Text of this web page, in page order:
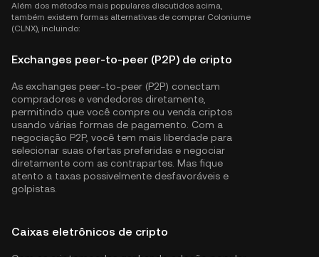
Além dos métodos mais populares discutidos acima,
também existem formas alternativas de comprar Coloniume
(CLNX), incluindo:
Exchanges peer-to-peer (P2P) de cripto
As exchanges peer-to-peer (P2P) conectam
compradores e vendedores diretamente,
permitindo que você compre ou venda criptos
usando várias formas de pagamento. Com a
negociação P2P, você tem mais liberdade para
selecionar suas ofertas preferidas e negociar
diretamente com as contrapartes. Mas fique
atento a taxas possivelmente desfavoráveis e
golpistas.
Caixas eletrônicos de cripto